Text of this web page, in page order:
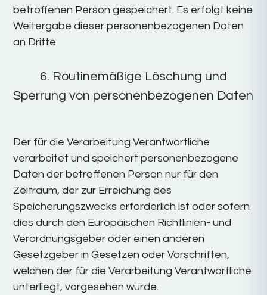
betroffenen Person gespeichert. Es erfolgt keine
Weitergabe dieser personenbezogenen Daten
an Dritte.
6. Routinemäßige Löschung und
Sperrung von personenbezogenen Daten
Der für die Verarbeitung Verantwortliche
verarbeitet und speichert personenbezogene
Daten der betroffenen Person nur für den
Zeitraum, der zur Erreichung des
Speicherungszwecks erforderlich ist oder sofern
dies durch den Europäischen Richtlinien- und
Verordnungsgeber oder einen anderen
Gesetzgeber in Gesetzen oder Vorschriften,
welchen der für die Verarbeitung Verantwortliche
unterliegt, vorgesehen wurde.